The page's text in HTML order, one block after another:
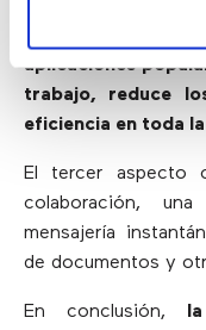
capacidad de
aplicaciones
trabajo, reduce
eficiencia en toda
El tercer aspecto
colaboración,
mensajería
de documentos y
En conclusión,